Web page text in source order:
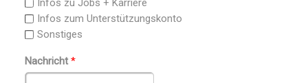
Infos zum Unterstützungskonto
Sonstiges
Nachricht *